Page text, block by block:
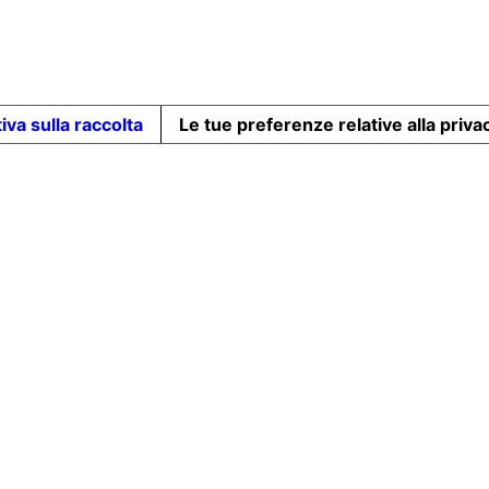
sulla raccolta Le tue preferenze relative alla